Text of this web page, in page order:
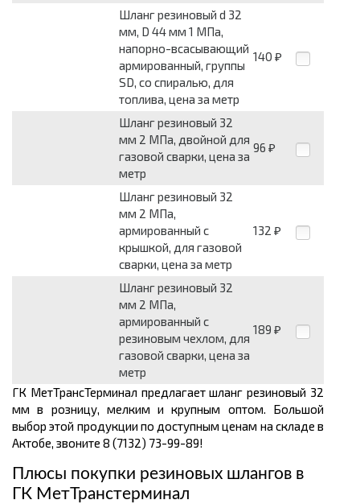
Шланг резиновый d 32
мм, D 44 мм 1 МПа,
напорно-всасывающий
армированный, группы
SD, со спиралью, для
топлива, цена за метр
140 ₽
Шланг резиновый 32
мм 2 МПа, двойной для
газовой сварки, цена за
метр
96 ₽
Шланг резиновый 32
мм 2 МПа,
армированный с
крышкой, для газовой
сварки, цена за метр
132 ₽
Шланг резиновый 32
мм 2 МПа,
армированный с
резиновым чехлом, для
газовой сварки, цена за
метр
189 ₽
ГК МетТрансТерминал предлагает шланг резиновый 32
мм в розницу, мелким и крупным оптом. Большой
выбор этой продукции по доступным ценам на складе в
Актобе, звоните 8 (7132) 73-99-89!
Плюсы покупки резиновых шлангов в
ГК МетТранстерминал